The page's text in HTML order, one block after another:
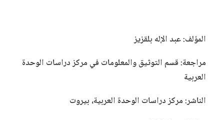
المؤلف: عبد الإله بلقزيز
مراجعة: قسم التوثيق والمعلومات في مركز دراسات الوحدة
العربية
الناشر: مركز دراسات الوحدة العربية، بيروت